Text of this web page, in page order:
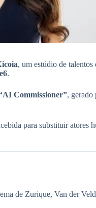
, um estúdio de
.
Commissioner”, gerado
para substituir atores
de Zurique, Van der